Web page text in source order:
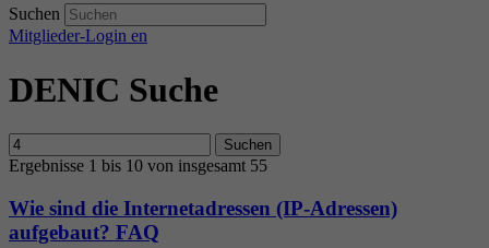
Suchen
Mitglieder-Login en
DENIC Suche
Suchen
Ergebnisse 1 bis 10 von insgesamt 55
Wie sind die Internetadressen (IP-Adressen)
aufgebaut? FAQ